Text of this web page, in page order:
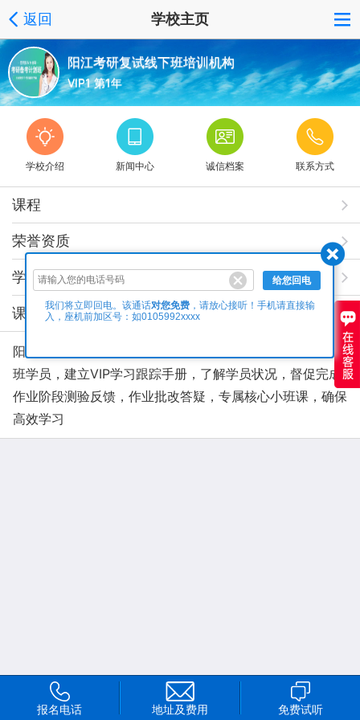
返回 学校主页
阳江考研复试线下班培训机构
VIP1 第1年
学校介绍 新闻中心 诚信档案 联系方式
课程
荣誉资质
学校相册
课程视频
阳江考研复试线下班培训机构专业的课程服务：针对每位报
班学员，建立VIP学习跟踪手册，了解学员状况，督促完成
作业阶段测验反馈，作业批改答疑，专属核心小班课，确保
高效学习
给您回电
我们将立即回电。该通话对您免费，请放心接听！手机请直接输
入，座机前加区号：如0105992xxxx
报名电话 地址及费用 免费试听